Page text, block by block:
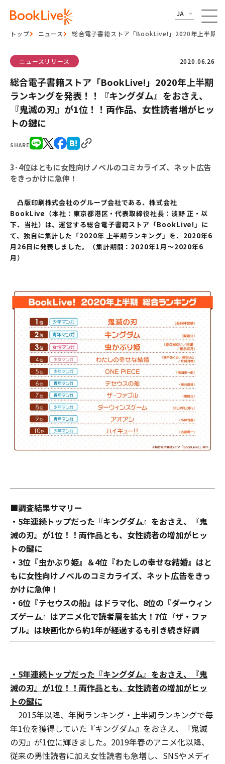
JA
トップ ニュース 総合電子書籍ストア「BookLive!」2020年上半期ラ
SHARE
ニュースリリース 2020.06.26
総合電子書籍ストア「BookLive!」2020年上半期
ランキングを発表！！『キングダム』をおさえ、
『鬼滅の刃』が1位！！両作品、女性読者増がヒッ
トの鍵に
3･4位はともに女性向けノベルのコミカライズ、ネット広告
をきっかけに急伸！
凸版印刷株式会社のグループ会社である、株式会社
BookLive（本社：東京都港区・代表取締役社長：淡野 正・以
下、当社）は、運営する総合電子書籍ストア「BookLive!」に
て、独自に集計した「2020年 上半期ランキング」を、2020年6
月26日に発表しました。（集計期間：2020年1月～2020年6
月）
■調査結果サマリー
・ 5年連続トップだった『キングダム』をおさえ、『鬼
滅の刃』が1位！！ 両作品とも、 女性読者の増加がヒッ
トの鍵に
・3位 『虫かぶり姫』 ＆4位『わたしの幸せな結婚』 はと
もに女性向けノベルのコミカライズ、 ネット広告をきっ
かけに急伸！
・ 6位『テセウスの船』はドラマ化、8位の『ダーウィン
ズゲーム』はアニメ化で読者層を拡大 ！ 7位『ザ・ファ
ブル』は映画化から約1年が経過するも引き続き好調
・5年連続トップだった『キングダム』をおさえ、『鬼
滅の刃』が1位！！ 両作品とも、女性読者の増加がヒッ
トの鍵に
2015年以降、年間ランキング・上半期ランキングで毎
年1位を獲得していた『キングダム』をおさえ、『鬼滅
の刃』が1位に輝きました。2019年春のアニメ化以降、
従来の男性読者に加え女性読者も急増し、SNSやメディ